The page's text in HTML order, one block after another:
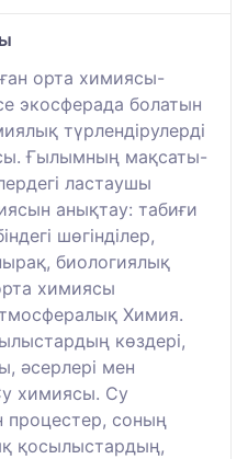
орта химиясы-
экосферада болатын
түрлендірулерді
Ғылымның мақсаты-
ластаушы
анықтау: табиғи
шөгінділер,
биологиялық
химиясы
Химия.
көздері,
әсерлері мен
химиясы. Су
процестер, соның
қосылыстардың,